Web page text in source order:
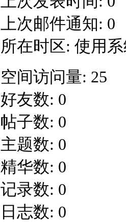
上次邮件通知: 0
所在时区: 使用
空间访问量: 25
好友数: 0
帖子数: 0
主题数: 0
精华数: 0
记录数: 0
日志数: 0